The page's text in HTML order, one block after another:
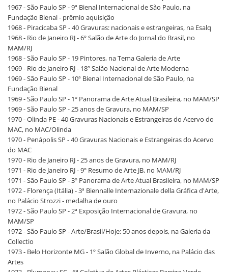
1967 - São Paulo SP - 9ª Bienal Internacional de São Paulo, na
Fundação Bienal - prêmio aquisição
1968 - Piracicaba SP - 40 Gravuras: nacionais e estrangeiras, na Esalq
1968 - Rio de Janeiro RJ - 6º Salão de Arte do Jornal do Brasil, no
MAM/RJ
1968 - São Paulo SP - 19 Pintores, na Tema Galeria de Arte
1969 - Rio de Janeiro RJ - 18º Salão Nacional de Arte Moderna
1969 - São Paulo SP - 10ª Bienal Internacional de São Paulo, na
Fundação Bienal
1969 - São Paulo SP - 1º Panorama de Arte Atual Brasileira, no MAM/SP
1969 - São Paulo SP - 25 anos de Gravura, no MAM/SP
1970 - Olinda PE - 40 Gravuras Nacionais e Estrangeiras do Acervo do
MAC, no MAC/Olinda
1970 - Penápolis SP - 40 Gravuras Nacionais e Estrangeiras do Acervo
do MAC
1970 - Rio de Janeiro RJ - 25 anos de Gravura, no MAM/RJ
1971 - Rio de Janeiro RJ - 9º Resumo de Arte JB, no MAM/RJ
1971 - São Paulo SP - 3º Panorama de Arte Atual Brasileira, no MAM/SP
1972 - Florença (Itália) - 3ª Biennalle Internazionale della Gráfica d'Arte,
no Palácio Strozzi - medalha de ouro
1972 - São Paulo SP - 2ª Exposição Internacional de Gravura, no
MAM/SP
1972 - São Paulo SP - Arte/Brasil/Hoje: 50 anos depois, na Galeria da
Collectio
1973 - Belo Horizonte MG - 1º Salão Global de Inverno, na Palácio das
Artes